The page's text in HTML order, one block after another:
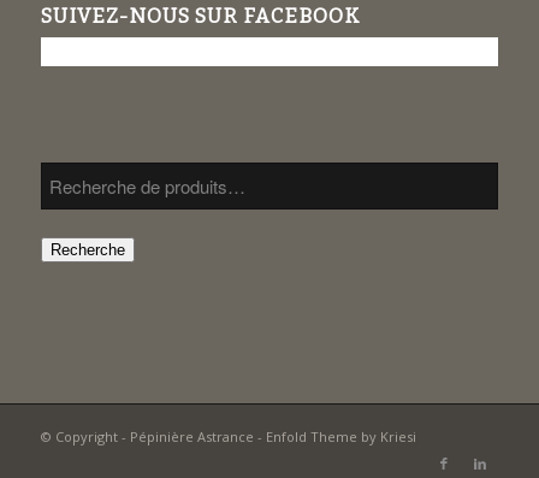
SUIVEZ-NOUS SUR FACEBOOK
Recherche
© Copyright - Pépinière Astrance - Enfold Theme by Kriesi